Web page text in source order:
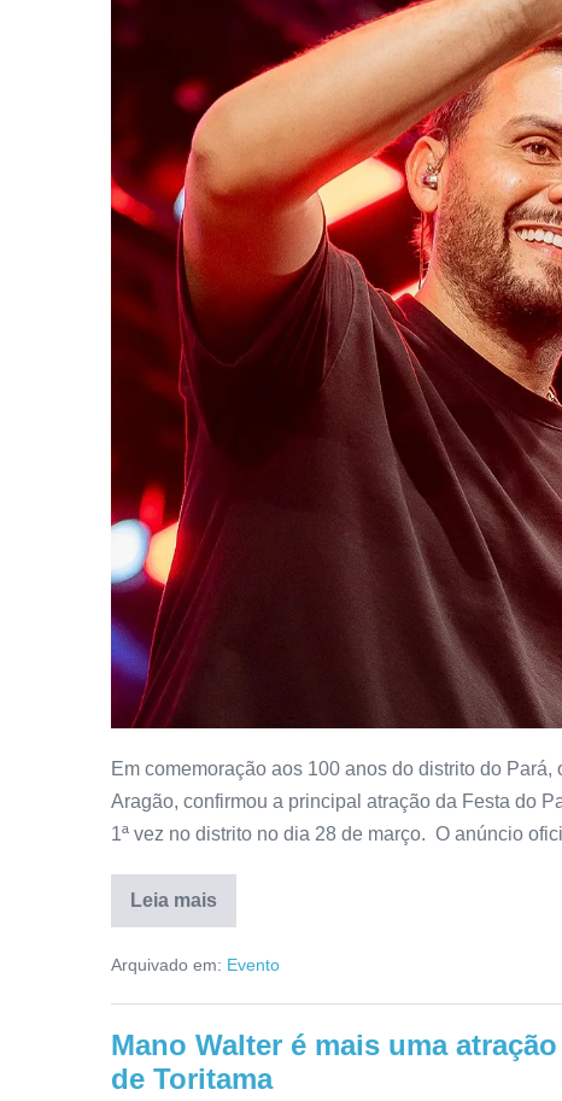
Em comemoração aos 100 anos do distrito do
Aragão, confirmou a principal atração da Festa do
1ª vez no distrito no dia 28 de março. O anúncio
Leia mais
Arquivado em: Evento
Mano Walter é mais uma
de Toritama